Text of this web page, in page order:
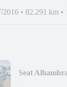
2016 • 82.291 km •
Seat